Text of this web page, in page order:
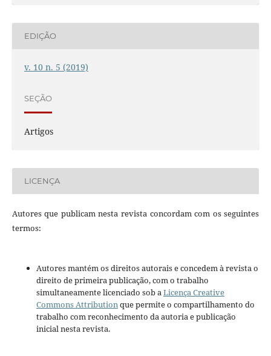
EDIÇÃO
v. 10 n. 5 (2019)
SEÇÃO
Artigos
LICENÇA
Autores que publicam nesta revista concordam com os seguintes
termos:
Autores mantém os direitos autorais e concedem à revista o
direito de primeira publicação, com o trabalho
simultaneamente licenciado sob aLicença Creative
Commons Attributionque permite o compartilhamento do
trabalho com reconhecimento da autoria e publicação
inicial nesta revista.